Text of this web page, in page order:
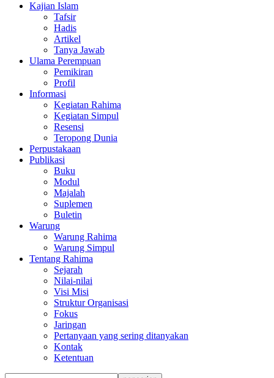
Kajian Islam
Tafsir
Hadis
Artikel
Tanya Jawab
Ulama Perempuan
Pemikiran
Profil
Informasi
Kegiatan Rahima
Kegiatan Simpul
Resensi
Teropong Dunia
Perpustakaan
Publikasi
Buku
Modul
Majalah
Suplemen
Buletin
Warung
Warung Rahima
Warung Simpul
Tentang Rahima
Sejarah
Nilai-nilai
Visi Misi
Struktur Organisasi
Fokus
Jaringan
Pertanyaan yang sering ditanyakan
Kontak
Ketentuan